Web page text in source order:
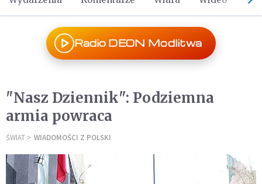
Radio DEON Modlitwa
"Nasz Dziennik": Podziemna
armia powraca
ŚWIAT WIADOMOŚCI Z POLSKI